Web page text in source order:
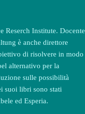
Reserch Institute. Docente
è anche direttore
di risolvere in modo
alternativo per la
sulle possibilità
suoi libri sono stati
ed Esperia.